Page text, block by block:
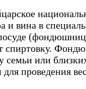
и вина в
спиртовку.
семьи или
проведения